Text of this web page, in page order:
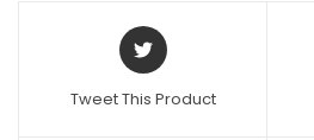
Tweet This Product